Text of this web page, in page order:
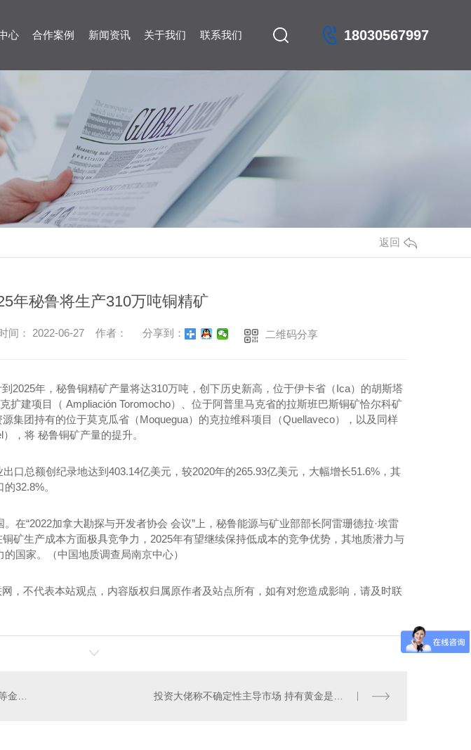
18030567997
心 合作案例 新闻资讯 关于我们 联系我们
返回
年秘鲁将生产310万吨铜精矿
间： 2022-06-27 作者： 分享到： 二维码分享
2025年，秘鲁铜精矿产量将达310万吨，创下历史新高，位于伊卡省（Ica）的胡斯塔
扩建项目（ Ampliación Toromocho）、位于阿普里马克省的拉斯班巴斯铜矿恰尔科矿
集团持有的位于莫克瓜省（Moquegua）的克拉维科项目（Quellaveco），以及同样
，将 秘鲁铜矿产量的提升。
口总额创纪录地达到403.14亿美元，较2020年的265.93亿美元，大幅增长51.6%，其
32.8%。
在“2022加拿大勘探与开发者协会 会议”上，秘鲁能源与矿业部部长阿雷珊德拉·埃雷
矿生产成本方面极具竞争力，2025年有望继续保持低成本的竞争优势，其地质潜力与
国家。（中国地质调查局南京中心）
，不代表本站观点，内容版权归属原作者及站点所有，如有对您造成影响，请及时联
英国制裁俄金融寡头，为何在镍、钯等金属市场掀起风暴？ 投资大佬称不确定性主导市场 持有黄金是良策！